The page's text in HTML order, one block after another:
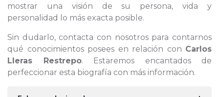
mostrar una visión de su persona, vida y
personalidad lo más exacta posible.
Sin dudarlo, contacta con nosotros para contarnos
qué conocimientos posees en relación con Carlos
Lleras Restrepo. Estaremos encantados de
perfeccionar esta biografía con más información.